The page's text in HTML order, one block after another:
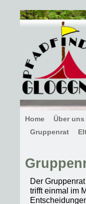
Home Über uns
Gruppenrat
Der
trifft einmal im